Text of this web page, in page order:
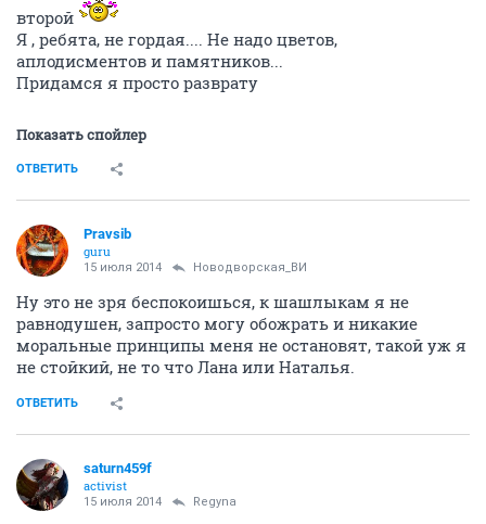
второй
Я , ребята, не гордая.... Не надо цветов,
аплодисментов и памятников...
Придамся я просто разврату
Показать спойлер
ОТВЕТИТЬ
Pravsib
guru
15 июля 2014 Новодворcкая_ВИ
Ну это не зря беспокоишься, к шашлыкам я не
равнодушен, запросто могу обожрать и никакие
моральные принципы меня не остановят, такой уж я
не стойкий, не то что Лана или Наталья.
ОТВЕТИТЬ
saturn459f
activist
15 июля 2014 Regуna